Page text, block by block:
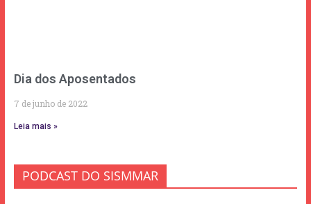
Dia dos Aposentados
7 de junho de 2022
Leia mais »
PODCAST DO SISMMAR